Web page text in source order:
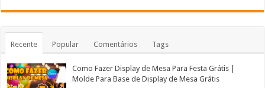
Recente Popular Comentários Tags
Como Fazer Display de Mesa Para Festa Grátis |
Molde Para Base de Display de Mesa Grátis